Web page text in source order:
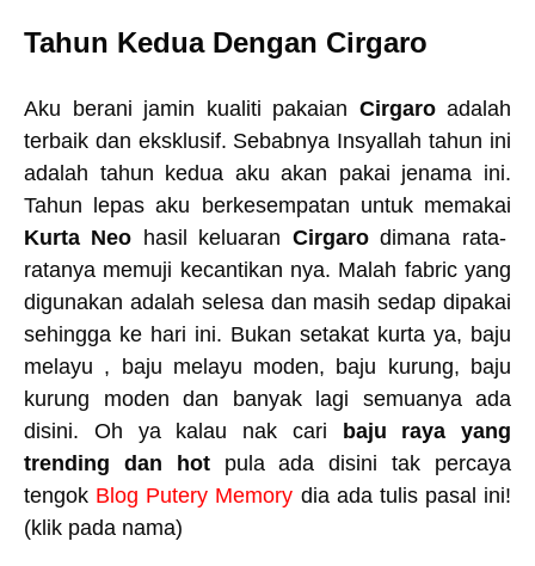
Tahun Kedua Dengan Cirgaro
Aku berani jamin kualiti pakaian Cirgaroadalah
terbaik dan eksklusif. Sebabnya Insyallah tahun ini
adalah tahun kedua aku akan pakai jenama ini.
Tahun lepas aku berkesempatan untuk memakai
Kurta Neo hasil keluaran Cirgarodimana rata-
ratanya memuji kecantikan nya. Malah fabric yang
digunakan adalah selesa dan masih sedap dipakai
sehingga ke hari ini. Bukan setakat kurta ya, baju
melayu , baju melayu moden, baju kurung, baju
kurung moden dan banyak lagi semuanya ada
disini. Oh ya kalau nak cari baju raya yang
trending dan hotpula ada disini tak percaya
tengok Blog Putery Memory dia ada tulis pasal ini!
(klik pada nama)